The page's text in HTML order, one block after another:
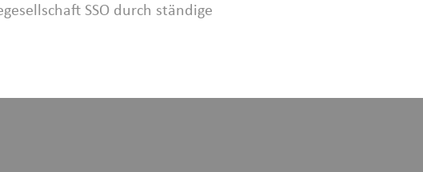
SSO durch ständige